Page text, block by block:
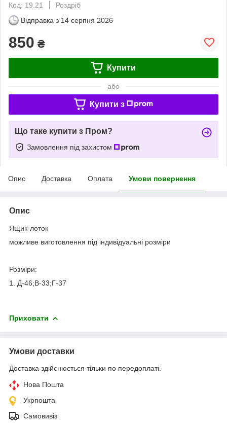
Код: 19.21
Роздріб
Відправка з 14 серпня 2026
850 ₴
Купити
або
Купити з
Що таке купити з Пром?
Замовлення під захистом
Опис Доставка Оплата Умови повернення
Опис
Ящик-лоток
можливе виготовлення під індивідуальні розміри
Розміри:
1. Д-46;В-33;Г-37
Приховати
Умови доставки
Доставка здійснюється тільки по передоплаті.
Нова Пошта
Укрпошта
Самовивіз